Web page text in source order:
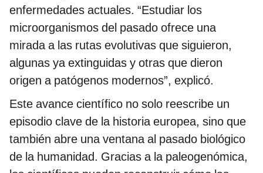
enfermedades actuales. “Estudiar los
microorganismos del pasado ofrece una
mirada a las rutas evolutivas que siguieron,
algunas ya extinguidas y otras que dieron
origen a patógenos modernos”, explicó.
Este avance científico no solo reescribe un
episodio clave de la historia europea, sino que
también abre una ventana al pasado biológico
de la humanidad. Gracias a la paleogenómica,